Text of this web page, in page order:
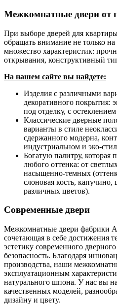
Межкомнатные двери от
При выборе дверей для
обращать внимание не только
множество характеристик:
открывания, конструктивный
На нашем сайте вы найдете:
Изделия с различными
декоративного покрытия:
под отделку, с
Классические дверные
варианты в стиле
сдержанного модерна,
индустриальном и эко-
Богатую палитру, которая
любого оттенка: от
насыщенно-темных
слоновая кость,
различных цветов).
Современные двери
Межкомнатные двери фабрики
сочетающая в себе достижения
эстетику современного
безопасность. Благодаря
производства, наши
эксплуатационным
натурального шпона. У нас вы
качественных моделей,
дизайну и цвету.